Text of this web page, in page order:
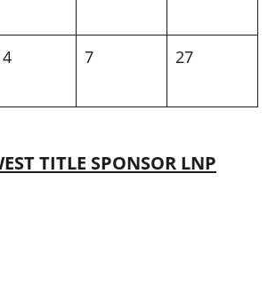
7 27
TITLE SPONSOR LNP